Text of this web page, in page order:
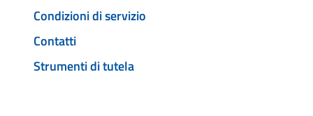
Condizioni di servizio
Contatti
Strumenti di tutela